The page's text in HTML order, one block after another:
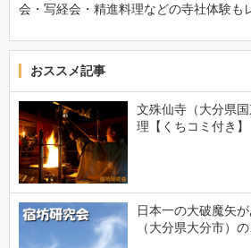
会・写経会・精進料理などの寺社体験も
おススメ記事
文殊仙寺（大分県
理【くちコミ付き】
日本一の大破魔矢
（大分県大分市）